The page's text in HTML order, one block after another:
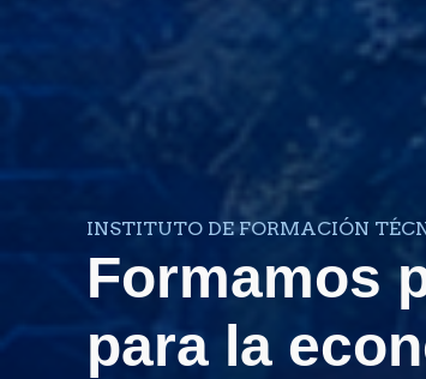
INSTITUTO DE FORMACIÓN
Formamos
para la